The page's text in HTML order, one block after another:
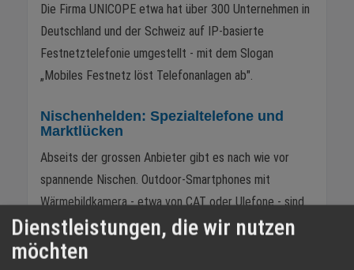
Die Firma UNICOPE etwa hat über 300 Unternehmen in
Deutschland und der Schweiz auf IP-basierte
Festnetztelefonie umgestellt - mit dem Slogan
„Mobiles Festnetz löst Telefonanlagen ab".
Nischenhelden: Spezialtelefone und
Marktlücken
Abseits der grossen Anbieter gibt es nach wie vor
spannende Nischen. Outdoor-Smartphones mit
Wärmebildkamera - etwa von CAT oder Ulefone - sind
auf Baustellen gefragt. Das Fairphone aus den
Niederlanden setzt auf ein modulares Design und ein
Dienstleistungen, die wir nutzen
möchten